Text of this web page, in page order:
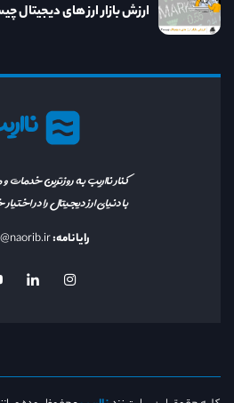
کنار نااریب به روزترین
با دنیای ارز دیجیتال را در
رایانامه:info@naorib.ir
ارزش بازار ارز های دیجیتال